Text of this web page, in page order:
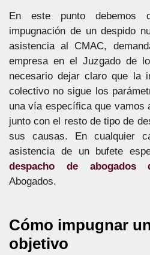
En este punto debemos
impugnación de un despido
asistencia al CMAC,
empresa en el Juzgado de
necesario dejar claro que la
colectivo no sigue los
una vía específica que vamos
junto con el resto de tipo de
sus causas. En cualquier
asistencia de un bufete
despacho de abogados
Abogados.
Cómo impugnar
objetivo